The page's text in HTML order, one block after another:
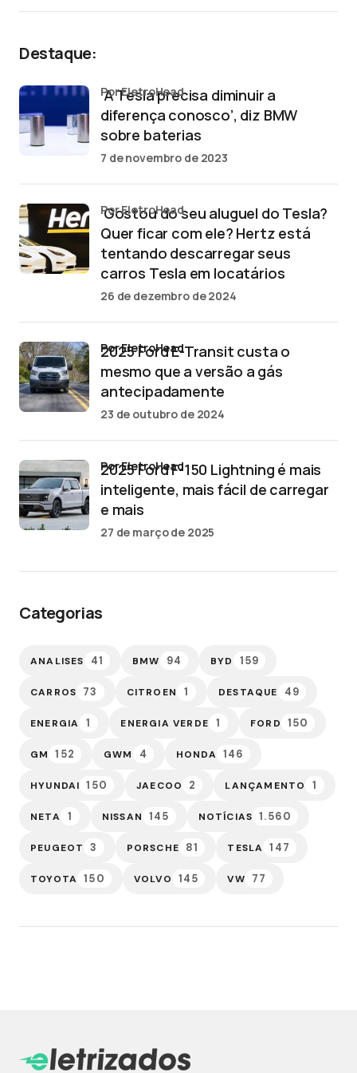
Destaque:
‘A Tesla precisa diminuir a
diferença conosco’, diz BMW
sobre baterias
por EletroHead
7 de novembro de 2023
‘Gostou do seu aluguel do Tesla?
Quer ficar com ele? Hertz está
tentando descarregar seus
carros Tesla em locatários
por EletroHead
26 de dezembro de 2024
2025 Ford E-Transit custa o
mesmo que a versão a gás
antecipadamente
por EletroHead
23 de outubro de 2024
2025 Ford F-150 Lightning é mais
inteligente, mais fácil de carregar
e mais
por EletroHead
27 de março de 2025
Categorias
ANALISES 41 BMW 94 BYD 159
CARROS 73 CITROEN 1 DESTAQUE 49
ENERGIA 1 ENERGIA VERDE 1 FORD 150
GM 152 GWM 4 HONDA 146
HYUNDAI 150 JAECOO 2 LANÇAMENTO 1
NETA 1 NISSAN 145 NOTÍCIAS 1.560
PEUGEOT 3 PORSCHE 81 TESLA 147
TOYOTA 150 VOLVO 145 VW 77